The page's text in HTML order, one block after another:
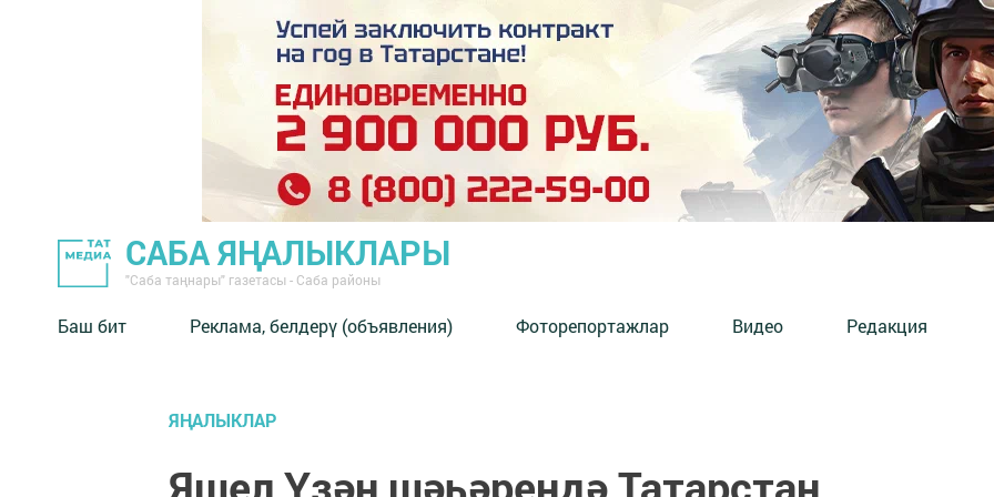
САБА ЯҢАЛЫКЛАРЫ
"Саба таңнары" газетасы - Саба районы
Баш бит Реклама, белдерү (объявления) Фоторепортажлар Видео Редакция
ЯҢАЛЫКЛАР
Яшел Үзән шәһәрендә Татарстан